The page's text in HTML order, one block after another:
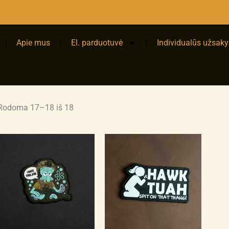
Apie mus El. parduotuvė Individualūs
17–18 iš 18pagal